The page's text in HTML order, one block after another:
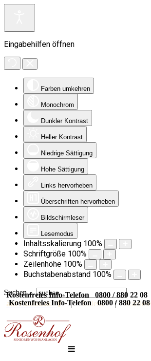
Eingabehilfen öffnen
Farben umkehren
Monochrom
Dunkler Kontrast
Heller Kontrast
Niedrige Sättigung
Hohe Sättigung
Links hervorheben
Überschriften hervorheben
Bildschirmleser
Lesemodus
Inhaltsskalierung 100%
Schriftgröße 100%
Zeilenhöhe 100%
Buchstabenabstand 100%
Suchen ...
Kostenfreies Info-Telefon 0800 / 880 22 08
auf Facebook
|Galerie|Karriere
Kostenfreies Info-Telefon 0800 / 880 22 08